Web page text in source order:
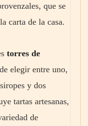
que se
carta de la casa.
torres de
elegir entre uno,
y dos
tartas artesanas,
de